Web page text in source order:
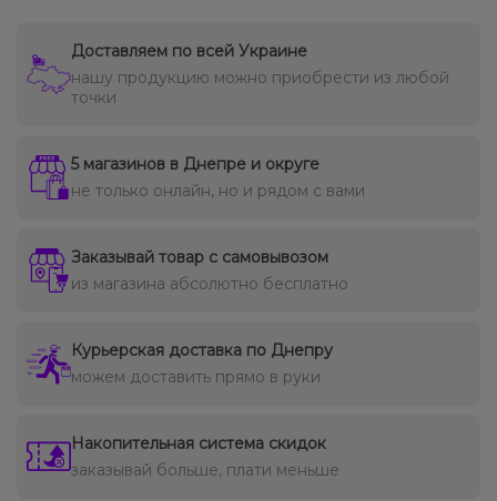
Доставляем по всей Украине
нашу продукцию можно приобрести из любой
точки
5 магазинов в Днепре и округе
не только онлайн, но и рядом с вами
Заказывай товар с самовывозом
из магазина абсолютно бесплатно
Курьерская доставка по Днепру
можем доставить прямо в руки
Накопительная система скидок
заказывай больше, плати меньше